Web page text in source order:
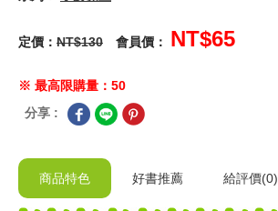
定價： NT$130 會員價： NT$65
※ 最高限購量：50
分享 :
商品特色 好書推薦 給評價(0)